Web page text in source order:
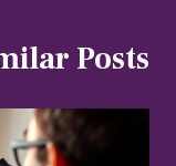
Posts